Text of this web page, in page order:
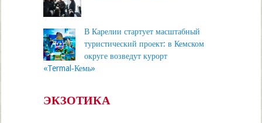
В Карелии стартует масштабный
туристический проект: в Кемском
округе возведут курорт
«Termal‑Кемь»
ЭКЗОТИКА